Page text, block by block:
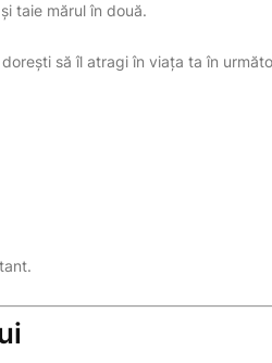
taie mărul în două.
să îl atragi în viața ta în